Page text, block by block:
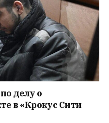
делу о
в «Крокус Сити